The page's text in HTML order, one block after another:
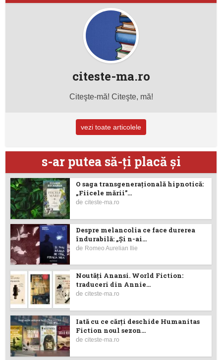
citeste-ma.ro
Citeşte-mă! Citeşte, mă!
vezi toate articolele
s-ar putea să-ţi placă şi
O saga transgenerațională hipnotică:
„Fiicele mării”...
deciteste-ma.ro
Despre melancolia ce face durerea
îndurabilă: „Și n-ai...
de Romeo Aurelian Ilie
Noutăţi Anansi. World Fiction:
traduceri din Annie...
deciteste-ma.ro
Iată cu ce cărţi deschide Humanitas
Fiction noul sezon...
deciteste-ma.ro